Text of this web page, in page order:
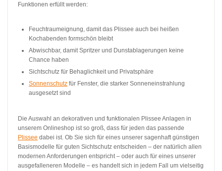
Funktionen erfüllt werden:
Feuchtraumeignung, damit das Plissee auch bei heißen
Kochabenden formschön bleibt
Abwischbar, damit Spritzer und Dunstablagerungen keine
Chance haben
Sichtschutz für Behaglichkeit und Privatsphäre
Sonnenschutz für Fenster, die starker Sonneneinstrahlung
ausgesetzt sind
Die Auswahl an dekorativen und funktionalen Plissee Anlagen in
unserem Onlineshop ist so groß, dass für jeden das passende
Plissee dabei ist. Ob Sie sich für eines unserer sagenhaft günstigen
Basismodelle für guten Sichtschutz entscheiden – der natürlich allen
modernen Anforderungen entspricht – oder auch für eines unserer
ausgefalleneren Modelle – es handelt sich in jedem Fall um vielseitig